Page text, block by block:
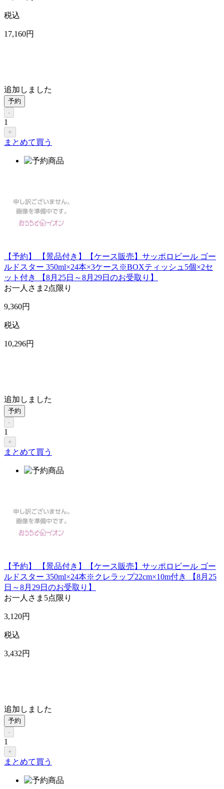
税込
17,160円
追加しました
予約
-
1
+
まとめて買う
【予約】 【景品付き】【ケース販売】サッポロビール ゴー
ルドスター 350ml×24本×3ケース※BOXティッシュ5個×2セ
ット付き 【8月25日～8月29日のお受取り】
お一人さま 2点限り
9,360円
税込
10,296円
追加しました
予約
-
1
+
まとめて買う
【予約】 【景品付き】【ケース販売】サッポロビール ゴー
ルドスター 350ml×24本※クレラップ22cm×10m付き 【8月25
日～8月29日のお受取り】
お一人さま 5点限り
3,120円
税込
3,432円
追加しました
予約
-
1
+
まとめて買う